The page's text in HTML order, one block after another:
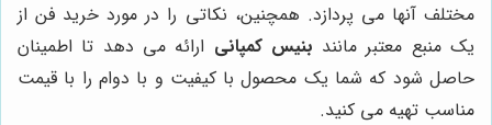
مختلف آنها می پردازد. همچنین، نکاتی را در مورد خرید فن از
یک منبع معتبر مانند بنیس کمپانی ارائه می دهد تا اطمینان
حاصل شود که شما یک محصول با کیفیت و با دوام را با قیمت
مناسب تهیه می کنید.